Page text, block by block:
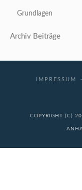
Grundlagen
Archiv Beiträge
IMPRESSUM
COPYRIGHT (C)